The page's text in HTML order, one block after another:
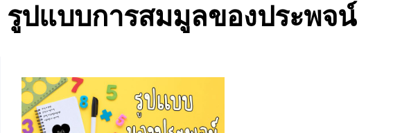
รูปแบบการสมมูลของประพจน์